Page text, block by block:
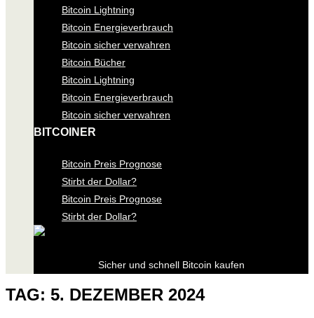
Bitcoin Lightning
Bitcoin Energieverbrauch
Bitcoin sicher verwahren
Bitcoin Bücher
Bitcoin Lightning
Bitcoin Energieverbrauch
Bitcoin sicher verwahren
BITCOINER
Bitcoin Preis Prognose
Stirbt der Dollar?
Bitcoin Preis Prognose
Stirbt der Dollar?
Sicher und schnell Bitcoin kaufen
TAG: 5. DEZEMBER 2024